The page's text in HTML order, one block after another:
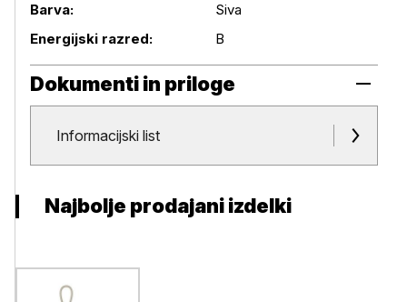
Barva:
Siva
Energijski razred:
B
Dokumenti in priloge
Dokumenti in priloge
Informacijski list
Najbolje prodajani izdelki